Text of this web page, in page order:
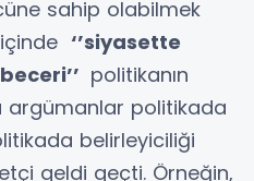
sahip olabilmek
‘’siyasette
politikanın
argümanlar politikada
belirleyiciliği
geldi geçti. Örneğin,